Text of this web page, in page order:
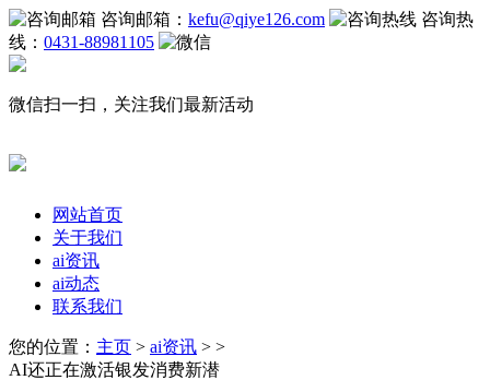
咨询邮箱： kefu@qiye126.com
咨询热
线： 0431-88981105
微信扫一扫，关注我们最新活动
网站首页
关于我们
ai资讯
ai动态
联系我们
您的位置： 主页 > ai资讯 > >
AI还正在激活银发消费新潜